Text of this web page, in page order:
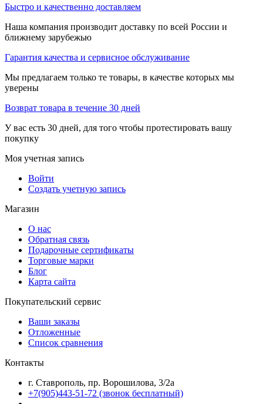
Быстро и качественно доставляем
Наша компания производит доставку по всей России и
ближнему зарубежью
Гарантия качества и сервисное обслуживание
Мы предлагаем только те товары, в качестве которых мы
уверены
Возврат товара в течение 30 дней
У вас есть 30 дней, для того чтобы протестировать вашу
покупку
Моя учетная запись
Войти
Создать учетную запись
Магазин
О нас
Обратная связь
Подарочные сертификаты
Торговые марки
Блог
Карта сайта
Покупательский сервис
Ваши заказы
Отложенные
Список сравнения
Контакты
г. Ставрополь, пр. Ворошилова, 3/2а
+7(905)443-51-72 (звонок бесплатный)